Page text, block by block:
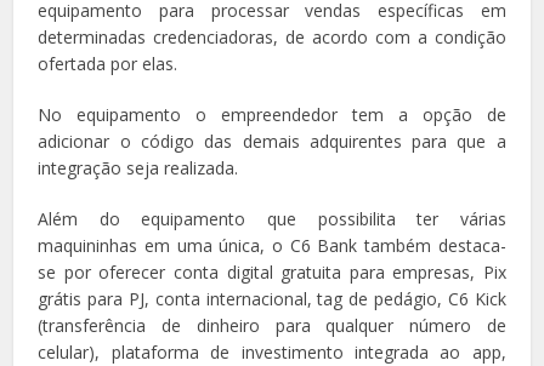
equipamento para processar vendas específicas em
determinadas credenciadoras, de acordo com a condição
ofertada por elas.
No equipamento o empreendedor tem a opção de
adicionar o código das demais adquirentes para que a
integração seja realizada.
Além do equipamento que possibilita ter várias
maquininhas em uma única, o C6 Bank também destaca-
se por oferecer conta digital gratuita para empresas, Pix
grátis para PJ, conta internacional, tag de pedágio, C6 Kick
(transferência de dinheiro para qualquer número de
celular), plataforma de investimento integrada ao app,